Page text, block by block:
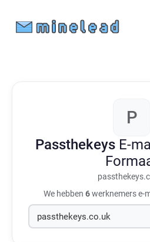
P
Passthekeys E-
We hebben 6werknemers e-